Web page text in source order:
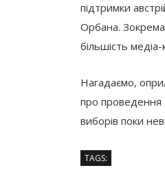
підтримки
Орбана.
більшість
Нагадаємо,
про проведення
виборів поки
TAGS: